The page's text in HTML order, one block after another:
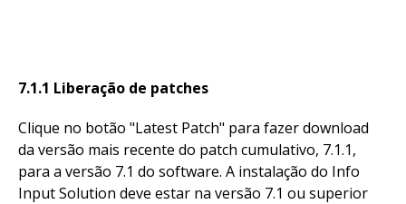
7.1.1 Liberação de patches
Clique no botão "Latest Patch" para fazer download
da versão mais recente do patch cumulativo, 7.1.1,
para a versão 7.1 do software. A instalação do Info
Input Solution deve estar na versão 7.1 ou superior